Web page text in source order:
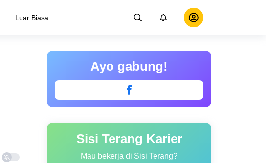
Luar Biasa
Ayo gabung!
Sisi Terang Karier
Mau bekerja di Sisi Terang?